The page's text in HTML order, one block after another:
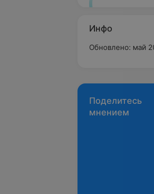
Инфо
Обновлено: май
Поделитесь
мнением